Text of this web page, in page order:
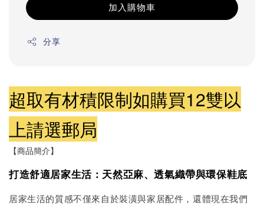
加入購物車
分享
超取有材積限制如購買12雙以
上請選郵局
【商品簡介】
打造舒適居家生活：天然亞麻、透氣織帶與環保鞋底
居家生活的質感不僅來自於裝潢與家居配件，還體現在我們